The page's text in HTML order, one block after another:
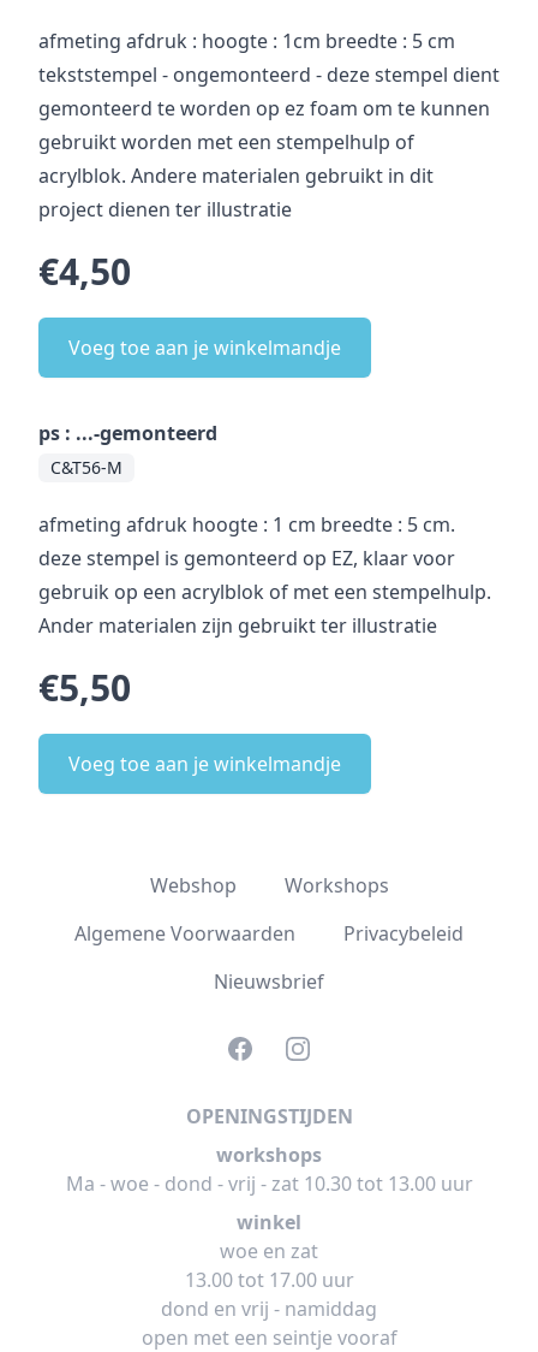
afmeting afdruk : hoogte : 1cm breedte : 5 cm
tekststempel - ongemonteerd - deze stempel dient
gemonteerd te worden op ez foam om te kunnen
gebruikt worden met een stempelhulp of
acrylblok. Andere materialen gebruikt in dit
project dienen ter illustratie
€4,50
Voeg toe aan je winkelmandje
ps : ...-gemonteerd
C&T56-M
afmeting afdruk hoogte : 1 cm breedte : 5 cm.
deze stempel is gemonteerd op EZ, klaar voor
gebruik op een acrylblok of met een stempelhulp.
Ander materialen zijn gebruikt ter illustratie
€5,50
Voeg toe aan je winkelmandje
Webshop
Workshops
Algemene Voorwaarden
Privacybeleid
Nieuwsbrief
FacebookInstagram
OPENINGSTIJDEN
workshops
Ma - woe - dond - vrij - zat 10.30 tot 13.00 uur
winkel
woe en zat
13.00 tot 17.00 uur
dond en vrij - namiddag
open met een seintje vooraf